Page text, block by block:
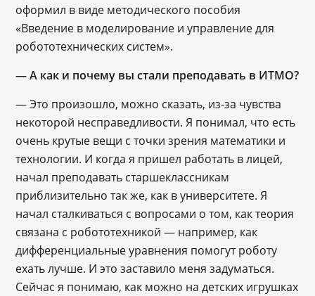
оформил в виде методического пособия
«Введение в моделирование и управление для
робототехнических систем».
— А как и почему вы стали преподавать в ИТМО?
— Это произошло, можно сказать, из-за чувства
некоторой несправедливости. Я понимал, что есть
очень крутые вещи с точки зрения математики и
технологии. И когда я пришел работать в лицей,
начал преподавать старшеклассникам
приблизительно так же, как в университете. Я
начал сталкиваться с вопросами о том, как теория
связана с робототехникой ― например, как
дифференциальные уравнения помогут роботу
ехать лучше. И это заставило меня задуматься.
Сейчас я понимаю, как можно на детских игрушках